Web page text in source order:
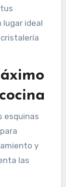
lugar ideal
esquinas
y
las